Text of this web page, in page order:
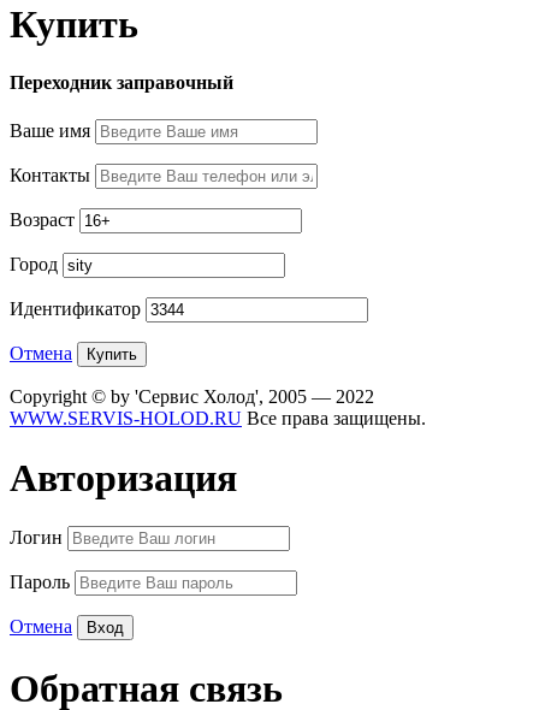
Купить
Переходник заправочный
Ваше имя
Контакты
Возраст
Город
Идентификатор
Отмена
Copyright © by 'Сервис Холод', 2005 — 2022
WWW.SERVIS-HOLOD.RU Все права защищены.
Авторизация
Логин
Пароль
Отмена
Обратная связь